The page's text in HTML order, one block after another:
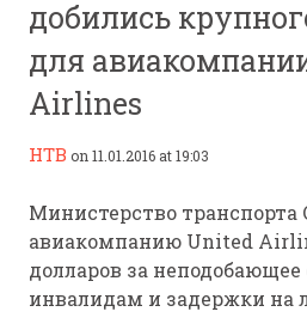
добились
для
Airlines
НТВ on 11.01.2016 at 19:03
Министерство
авиакомпанию United
долларов за
инвалидам и задержки на